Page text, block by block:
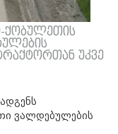
ქობულეთის
უკვე
ვალდებულების